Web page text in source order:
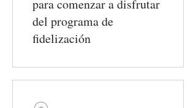
para comenzar a disfrutar
del programa de
fidelización